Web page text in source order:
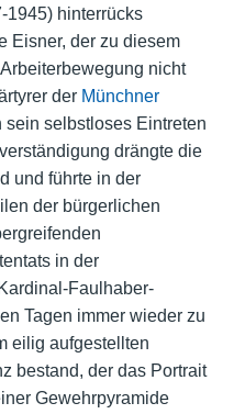
1945) hinterrücks
Eisner, der zu diesem
nicht
der Münchner
sein selbstloses Eintreten
drängte die
und führte in der
der bürgerlichen
in der
Faulhaber-
Tagen immer wieder zu
eilig aufgestellten
bestand, der das Portrait
Gewehrpyramide